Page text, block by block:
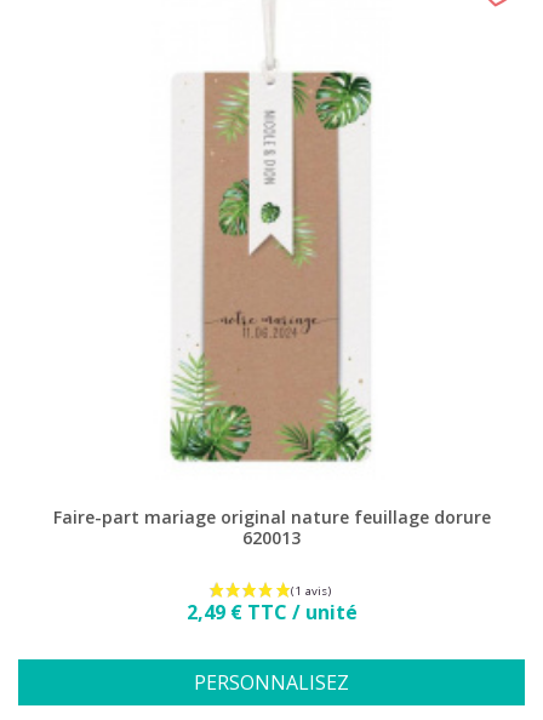
Faire-part mariage original nature feuillage dorure
620013
Prix
2,49 € TTC / unité
PERSONNALISEZ